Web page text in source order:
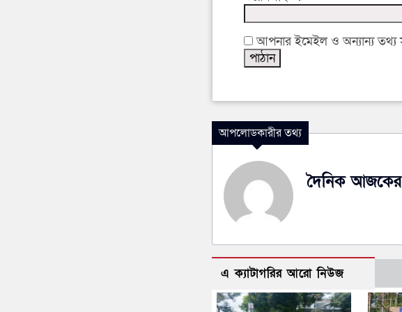
আপনার ইমেইল ও অন্যান্য তথ্য
আপলোডকারীর তথ্য
দৈনিক আজকের
এ ক্যাটাগরির আরো নিউজ